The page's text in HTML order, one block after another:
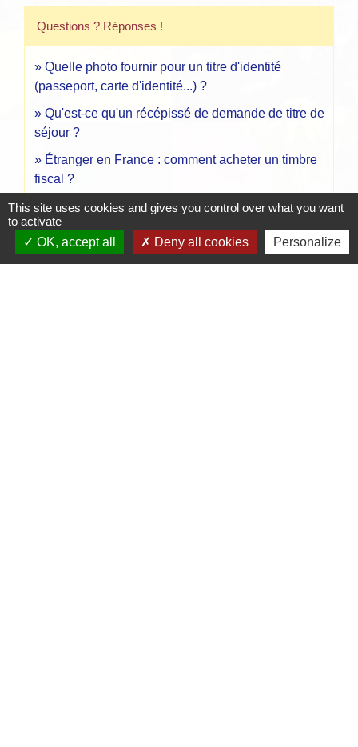
Questions ? Réponses !
Quelle photo fournir pour un titre d'identité
(passeport, carte d'identité...) ?
Qu'est-ce qu'un récépissé de demande de titre de
séjour ?
Étranger en France : comment acheter un timbre
fiscal ?
Que doit faire un étranger en cas de perte de sa
carte de séjour ?
Que doit faire un étranger en cas de vol de sa carte
This site uses cookies and gives you control over what you want
to activate
OK, accept all
Deny all cookies Personalize